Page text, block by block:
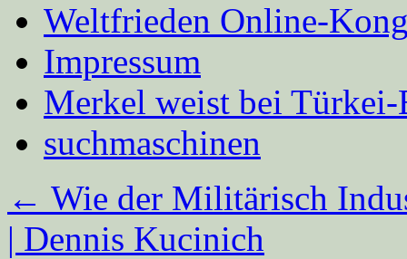
Weltfrieden Online-
Impressum
Merkel weist bei
suchmaschinen
← Wie der Militärisch
| Dennis Kucinich